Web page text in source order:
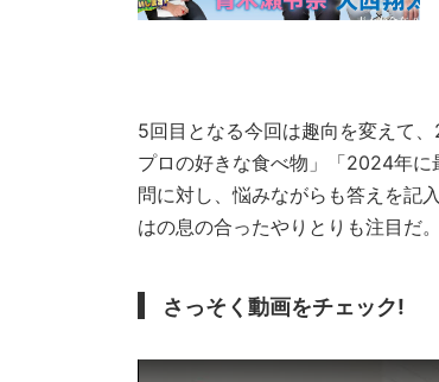
5回目となる今回は趣向を変えて
プロの好きな食べ物」「2024年
問に対し、悩みながらも答えを記
はの息の合ったやりとりも注目だ。
さっそく動画をチェック!